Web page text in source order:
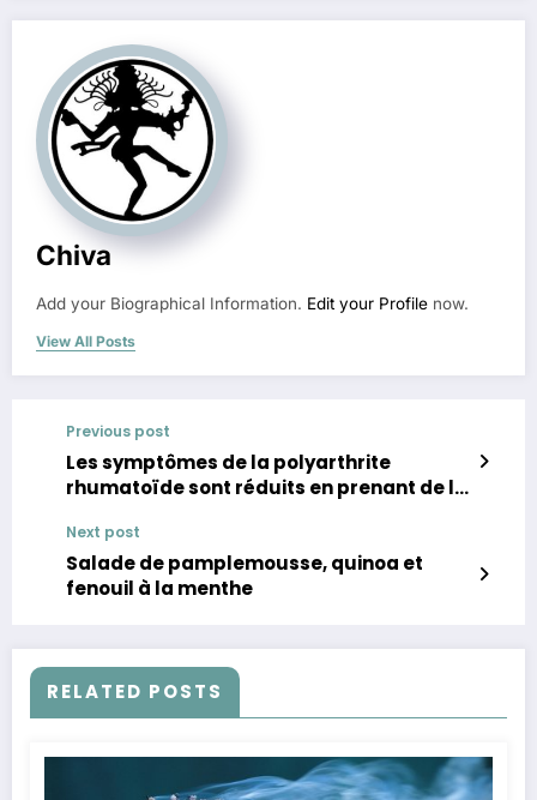
Chiva
Add your Biographical Information. Edit your Profile now.
View All Posts
Previous post
Les symptômes de la polyarthrite
rhumatoïde sont réduits en prenant de la
Next post
Salade de pamplemousse, quinoa et
fenouil à la menthe
RELATED POSTS